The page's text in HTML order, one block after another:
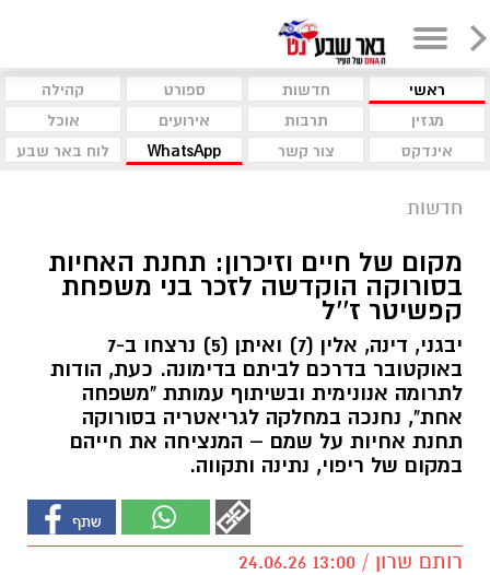
ראשי חדשות ספורט
קהילה
מגזין
תרבות אירועים
אוכל
אינדקס
צור קשר WhatsApp לוח באר שבע
חדשות
מקום של חיים וזיכרון: תחנת האחיות
בסורוקה הוקדשה לזכר בני משפחת
קפשיטר ז''ל
יבגני, דינה, אלין (7) ואיתן (5) נרצחו ב-7
באוקטובר בדרכם לביתם בדימונה. כעת, הודות
לתרומה אנונימית ובשיתוף עמותת "משפחה
אחת", נחנכה במחלקה לגריאטריה בסורוקה
תחנת אחיות על שמם – המנציחה את חייהם
במקום של ריפוי, נתינה ותקווה.
רותם שרון / 13:00 24.06.26